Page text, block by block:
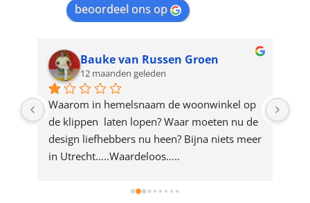
product
beoordeel ons op
Bauke van Russen Groen
12 maanden geleden
Waarom in hemelsnaam de woonwinkel op
de klippen  laten lopen? Waar moeten nu de
design liefhebbers nu heen? Bijna niets meer
in Utrecht…..Waardeloos…..